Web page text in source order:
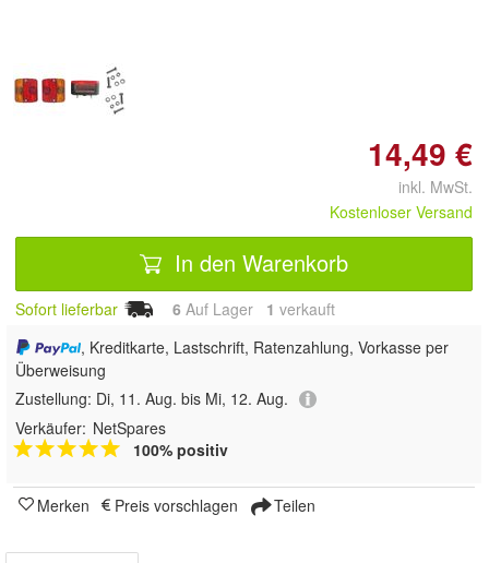
14,49 €
inkl. MwSt.
Kostenloser Versand
In den Warenkorb
Sofort lieferbar 6 Auf Lager 1 verkauft
, Kreditkarte, Lastschrift, Ratenzahlung, Vorkasse per
Überweisung
Zustellung: Di, 11. Aug. bis Mi, 12. Aug.
Verkäufer: NetSpares
100% positiv
Merken Preis vorschlagen Teilen